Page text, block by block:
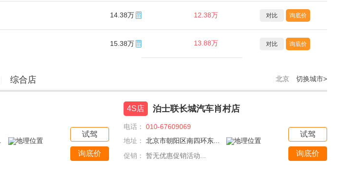
14.38万 12.38万 对比 询底价
15.38万 13.88万 对比 询底价
北京 切换城市>
综合店
试驾
询底价
4S店 泊士联长城汽车肖村店
电话：
010-67609069
地址：
北京市朝阳区南四环东...
促销：
暂无优惠促销活动...
试驾
询底价